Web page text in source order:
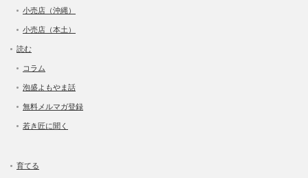
小売店（沖縄）
小売店（本土）
読む
コラム
泡盛よもやま話
無料メルマガ登録
若き匠に聞く
育てる